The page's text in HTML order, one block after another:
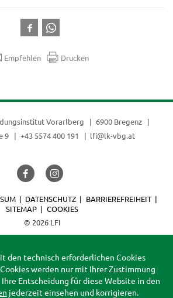
Empfehlen Drucken
Vorarlberg
6900 Bregenz
9
+43 5574 400 191 lfi@lk-vbg.at
© 2026 LFI
DATENSCHUTZ
BARRIEREFREIHEIT
SITEMAP
COOKIES
den technisch erforderlichen Cookies
werden nur mit Ihrer Zustimmung
Entscheidung für diese Website in den
jederzeit einsehen und korrigieren.